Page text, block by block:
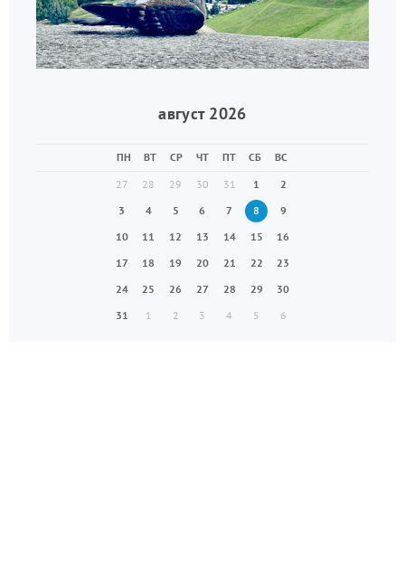
август 2026
ПН ВТ СР ЧТ ПТ СБ
ВС
27
28 29 30 31 1
2
3
4 5 6 7 8
9
10
11 12 13 14 15
16
17
18 19 20 21 22
23
24
25 26 27 28 29
30
31
1 2 3 4 5 6